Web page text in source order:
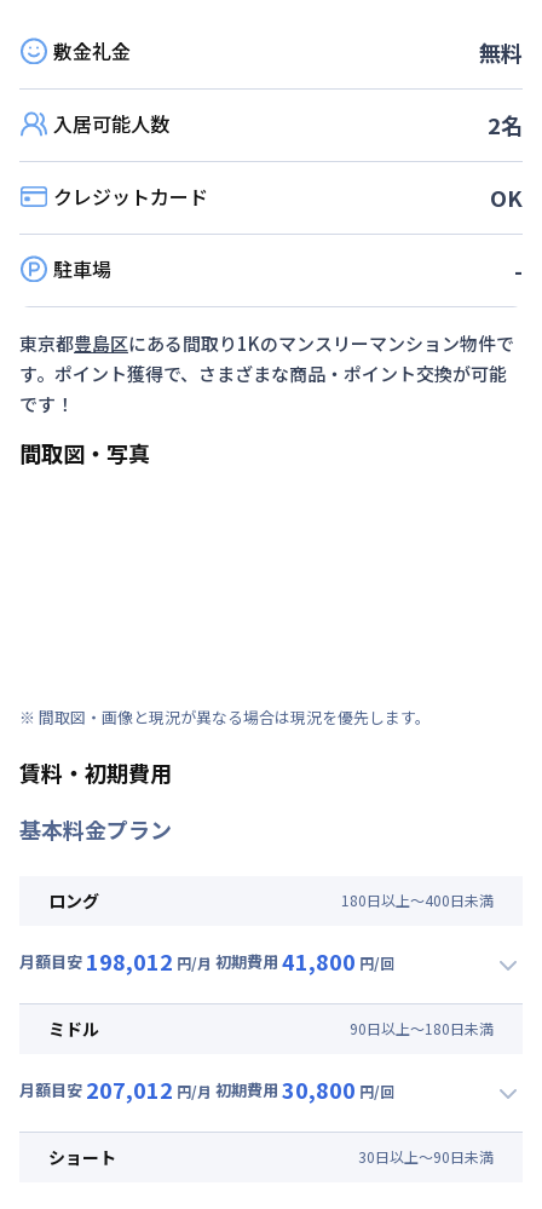
敷金礼金 無料
入居可能人数 2名
クレジットカード OK
駐車場 -
東京都豊島区にある間取り1Kのマンスリーマンション物件で
す。ポイント獲得で、さまざまな商品・ポイント交換が可能
です！
間取図・写真
※ 間取図・画像と現況が異なる場合は現況を優先します。
賃料・初期費用
基本料金プラン
ロング 180日以上～400日未満
月額目安 198,012 円/月 初期費用 41,800 円/回
月額賃料目安(30日利用)
光熱費他 : 40,920円/月 (1,364円/日) (税抜)
ミドル 90日以上～180日未満
月額目安 207,012 円/月 初期費用 30,800 円/回
月額賃料目安(30日利用)
ショート 30日以上～90日未満